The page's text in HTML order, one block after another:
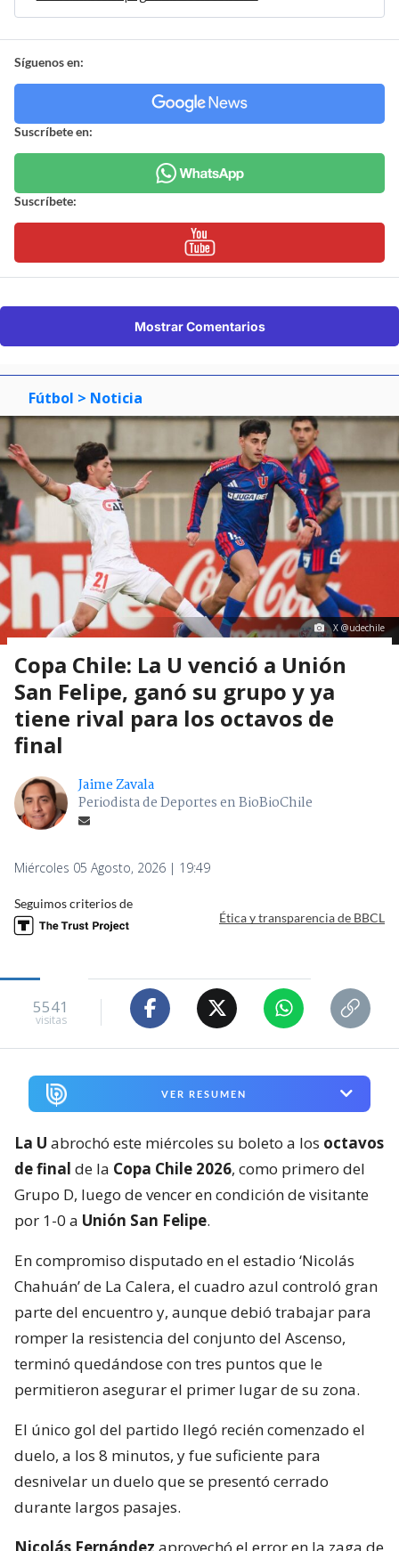
Síguenos en:
Suscríbete en:
Suscríbete:
Mostrar Comentarios
Fútbol > Noticia
X @udechile
Copa Chile: La U venció a Unión
San Felipe, ganó su grupo y ya
tiene rival para los octavos de
final
Jaime Zavala
Periodista de Deportes en BioBioChile
Miércoles 05 Agosto, 2026 | 19:49
Seguimos criterios de
Ética y transparencia de BBCL
5541
visitas
VER RESUMEN
La U abrochó este miércoles su boleto a los octavos
de final de la Copa Chile 2026, como primero del
Grupo D, luego de vencer en condición de visitante
por 1-0 a Unión San Felipe.
En compromiso disputado en el estadio ‘Nicolás
Chahuán’ de La Calera, el cuadro azul controló gran
parte del encuentro y, aunque debió trabajar para
romper la resistencia del conjunto del Ascenso,
terminó quedándose con tres puntos que le
permitieron asegurar el primer lugar de su zona.
El único gol del partido llegó recién comenzado el
duelo, a los 8 minutos, y fue suficiente para
desnivelar un duelo que se presentó cerrado
durante largos pasajes.
Nicolás Fernández aprovechó el error en la zaga de